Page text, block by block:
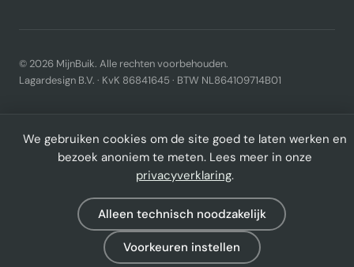
© 2026 MijnBuik. Alle rechten voorbehouden.
Lagardesign B.V. · KvK 86841645 · BTW NL864109714B01
We gebruiken cookies om de site goed te laten werken en
bezoek anoniem te meten. Lees meer in onze
privacyverklaring.
Alleen technisch noodzakelijk
Voorkeuren instellen